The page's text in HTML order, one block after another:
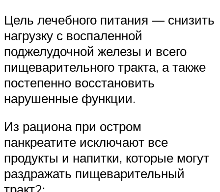
Цель лечебного питания — снизить
нагрузку с воспаленной
поджелудочной железы и всего
пищеварительного тракта, а также
постепенно восстановить
нарушенные функции.
Из рациона при остром
панкреатите исключают все
продукты и напитки, которые могут
раздражать пищеварительный